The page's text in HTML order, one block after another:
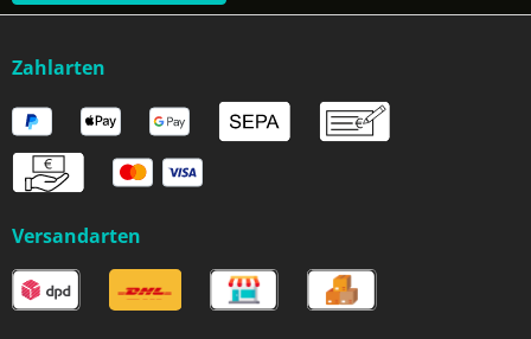
Zahlarten
Versandarten